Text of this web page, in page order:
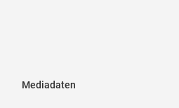
Mediadaten